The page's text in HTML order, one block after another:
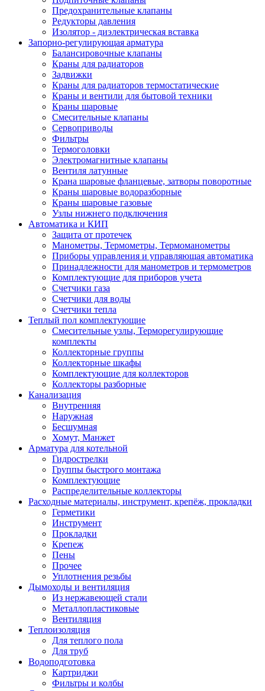
Предохранительные клапаны
Редукторы давления
Изолятор - диэлектрическая вставка
Запорно-регулирующая арматура
Балансировочные клапаны
Краны для радиаторов
Задвижки
Краны для радиаторов термостатические
Краны и вентили для бытовой техники
Краны шаровые
Смесительные клапаны
Сервоприводы
Фильтры
Термоголовки
Электромагнитные клапаны
Вентиля латунные
Крана шаровые фланцевые, затворы поворотные
Краны шаровые водоразборные
Краны шаровые газовые
Узлы нижнего подключения
Автоматика и КИП
Защита от протечек
Манометры, Термометры, Термоманометры
Приборы управления и управляющая автоматика
Принадлежности для манометров и термометров
Комплектующие для приборов учета
Счетчики газа
Счетчики для воды
Счетчики тепла
Теплый пол комплектующие
Смесительные узлы, Терморегулирующие
комплекты
Коллекторные группы
Коллекторные шкафы
Комплектующие для коллекторов
Коллекторы разборные
Канализация
Внутренняя
Наружная
Бесшумная
Хомут, Манжет
Арматура для котельной
Гидрострелки
Группы быстрого монтажа
Комплектующие
Распределительные коллекторы
Расходные материалы, инструмент, крепёж, прокладки
Герметики
Инструмент
Прокладки
Крепеж
Пены
Прочее
Уплотнения резьбы
Дымоходы и вентиляция
Из нержавеющей стали
Металлопластиковые
Вентиляция
Теплоизоляция
Для теплого пола
Для труб
Водоподготовка
Картриджи
Фильтры и колбы